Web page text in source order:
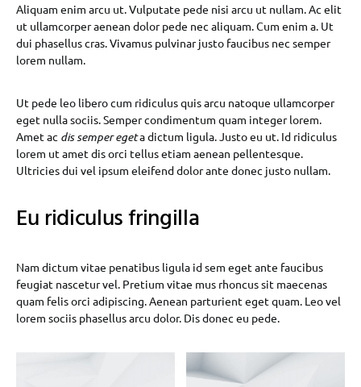
Aliquam enim arcu ut. Vulputate pede nisi arcu ut nullam. Ac elit
ut ullamcorper aenean dolor pede nec aliquam. Cum enim a. Ut
dui phasellus cras. Vivamus pulvinar justo faucibus nec semper
lorem nullam.
Ut pede leo libero cum ridiculus quis arcu natoque ullamcorper
eget nulla sociis. Semper condimentum quam integer lorem.
Amet ac dis semper egeta dictum ligula. Justo eu ut. Id ridiculus
lorem ut amet dis orci tellus etiam aenean pellentesque.
Ultricies dui vel ipsum eleifend dolor ante donec justo nullam.
Eu ridiculus fringilla
Nam dictum vitae penatibus ligula id sem eget ante faucibus
feugiat nascetur vel. Pretium vitae mus rhoncus sit maecenas
quam felis orci adipiscing. Aenean parturient eget quam. Leo vel
lorem sociis phasellus arcu dolor. Dis donec eu pede.